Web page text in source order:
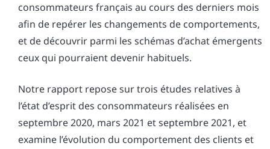
consommateurs français au cours des derniers mois
afin de repérer les changements de comportements,
et de découvrir parmi les schémas d’achat émergents
ceux qui pourraient devenir habituels.
Notre rapport repose sur trois études relatives à
l’état d’esprit des consommateurs réalisées en
septembre 2020, mars 2021 et septembre 2021, et
examine l’évolution du comportement des clients et